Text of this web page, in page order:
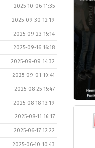
2025-10-06 11:35
2025-09-30 12:19
2025-09-23 15:14
2025-09-16 16:18
2025-09-09 14:32
2025-09-01 10:41
2025-08-25 15:47
2025-08-18 13:19
2025-08-11 16:17
2025-06-17 12:22
2025-06-10 10:43